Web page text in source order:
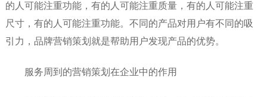
的人可能注重功能，有的人可能注重质量，有的人可能注重
尺寸，有的人可能注重功能。不同的产品对用户有不同的吸
引力，品牌营销策划就是帮助用户发现产品的优势。
服务周到的营销策划在企业中的作用